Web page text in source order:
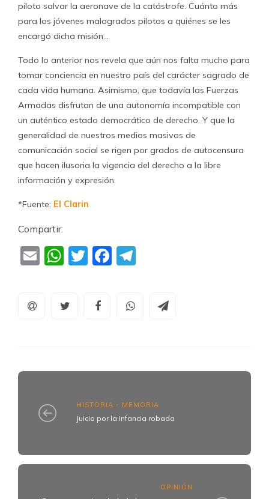
piloto salvar la aeronave de la catástrofe. Cuánto más
para los jóvenes malogrados pilotos a quiénes se les
encargó dicha misión…
Todo lo anterior nos revela que aún nos falta mucho para
tomar conciencia en nuestro país del carácter sagrado de
cada vida humana. Asimismo, que todavía las Fuerzas
Armadas disfrutan de una autonomía incompatible con
un auténtico estado democrático de derecho. Y que la
generalidad de nuestros medios masivos de
comunicación social se rigen por grados de autocensura
que hacen ilusoria la vigencia del derecho a la libre
información y expresión.
*Fuente: El Clarin
Compartir:
EmailWhatsApp
TwitterFacebook
HISTORIA - MEMORIA
Juicio por la infancia robada
OPINIÓN